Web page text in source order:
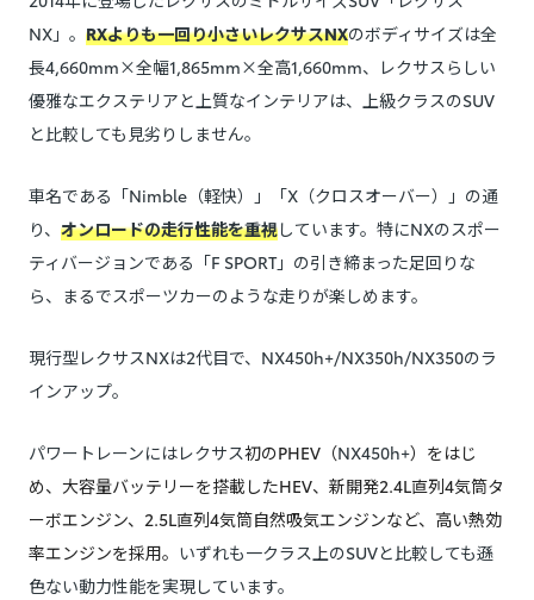
NX」。 RXよりも一回り小さいレクサスNXのボディサイズは全
長4,660mm×全幅1,865mm×全高1,660mm、レクサスらしい
優雅なエクステリアと上質なインテリアは、上級クラスのSUV
と比較しても見劣りしません。
車名である「Nimble（軽快）」「X（クロスオーバー）」の通
り、 オンロードの走行性能を重視しています。特にNXのスポー
ティバージョンである「F SPORT」の引き締まった足回りな
ら、まるでスポーツカーのような走りが楽しめます。
現行型レクサスNXは2代目で、NX450h+/NX350h/NX350のラ
インアップ。
パワートレーンにはレクサス初のPHEV（NX450h+）をはじ
め、大容量バッテリーを搭載したHEV、新開発2.4L直列4気筒タ
ーボエンジン、2.5L直列4気筒自然吸気エンジンなど、高い熱効
率エンジンを採用。 いずれも一クラス上のSUVと比較しても遜
色ない動力性能を実現しています。